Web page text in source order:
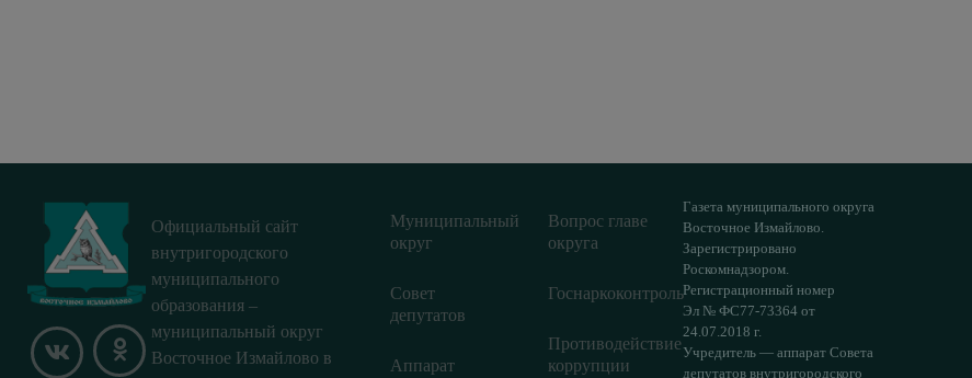
Официальный сайт
внутригородского
муниципального
образования –
муниципальный округ
Восточное Измайлово в
Муниципальный
округ
Совет
депутатов
Аппарат
Вопрос главе
округа
Госнаркоконтроль
Противодействие
коррупции
Газета муниципального округа
Восточное Измайлово.
Зарегистрировано
Роскомнадзором.
Регистрационный номер
Эл № ФС77-73364 от
24.07.2018 г.
Учредитель — аппарат Совета
депутатов внутригородского